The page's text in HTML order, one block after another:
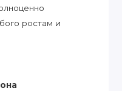
ростам и